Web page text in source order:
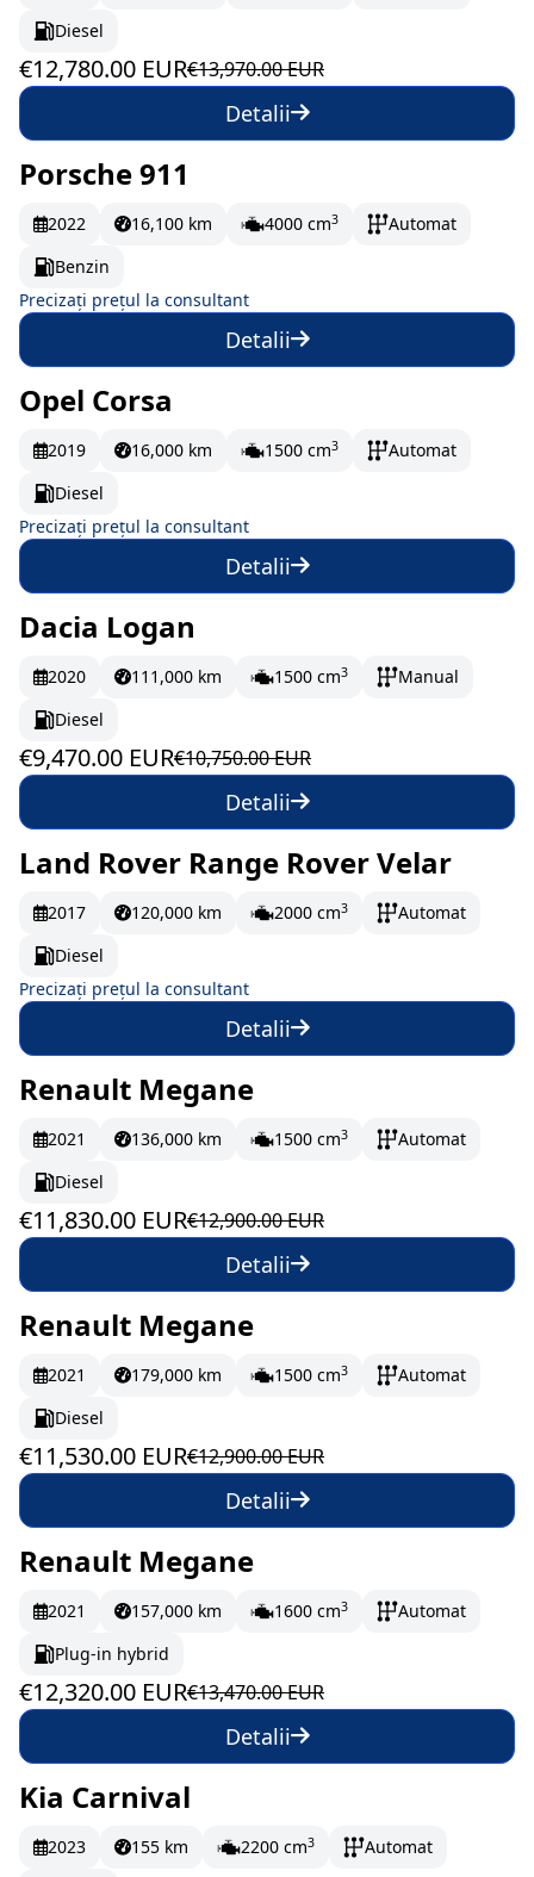
Diesel
€12,780.00 EUR€13,970.00 EUR
Detalii
La comandă
Porsche 911
2022 16,100 km 4000 cm3
Automat
Benzin
Precizați prețul la consultant
Detalii
La comandă
Opel Corsa
2019 16,000 km 1500 cm3
Automat
Diesel
Precizați prețul la consultant
Detalii
În stoc 157.83 EUR/lună
Dacia Logan
2020 111,000 km 1500 cm3
Manual
Diesel
€9,470.00 EUR€10,750.00 EUR
Detalii
La comandă
Land Rover Range Rover Velar
2017 120,000 km 2000 cm3
Automat
Diesel
Precizați prețul la consultant
Detalii
În stoc 197.17 EUR/lună
Renault Megane
2021 136,000 km 1500 cm3
Automat
Diesel
€11,830.00 EUR€12,900.00 EUR
Detalii
În stoc 192.17 EUR/lună
Renault Megane
2021 179,000 km 1500 cm3
Automat
Diesel
€11,530.00 EUR€12,900.00 EUR
Detalii
În stoc 205.33 EUR/lună
Renault Megane
2021 157,000 km 1600 cm3
Automat
Plug-in hybrid
€12,320.00 EUR€13,470.00 EUR
Detalii
La comandă
Kia Carnival
2023 155 km 2200 cm3
Automat